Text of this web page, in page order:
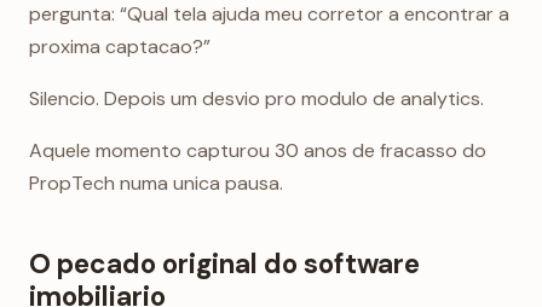
pergunta: “Qual tela ajuda meu corretor a encontrar a
proxima captacao?”
Silencio. Depois um desvio pro modulo de analytics.
Aquele momento capturou 30 anos de fracasso do
PropTech numa unica pausa.
O pecado original do software
imobiliario